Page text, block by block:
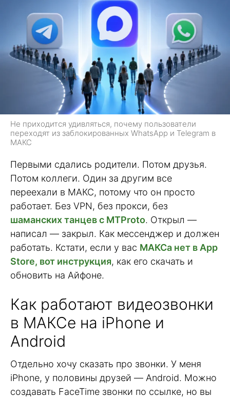
Не приходится удивляться, почему пользователи
переходят из заблокированных WhatsApp и Telegram в
МАКС
Первыми сдались родители. Потом друзья.
Потом коллеги. Один за другим все
переехали в МАКС, потому что он просто
работает. Без VPN, без прокси, без
шаманских танцев с MTProto. Открыл —
написал — закрыл. Как мессенджер и должен
работать. Кстати, если у вас МАКСа нет в App
Store, вот инструкция, как его скачать и
обновить на Айфоне.
Как работают видеозвонки
в МАКСе на iPhone и
Android
Отдельно хочу сказать про звонки. У меня
iPhone, у половины друзей — Android. Можно
создавать FaceTime звонки по ссылке, но вы